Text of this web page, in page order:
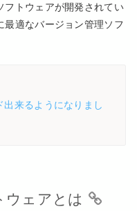
フトウェアが開発されてい
最適なバージョン管理ソフ
来るようになりまし
ウェアとは